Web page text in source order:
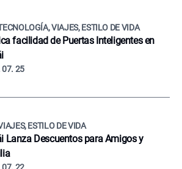
VIAJES, ESTILO DE VIDA
facilidad de Puertas Inteligentes en
25
ESTILO DE VIDA
Lanza Descuentos para Amigos y